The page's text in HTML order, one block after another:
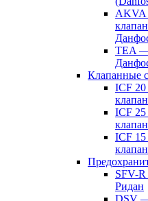
AKVA
TEA —
Клапанные
ICF
ICF
ICF
SFV-
Ридан
DSV —